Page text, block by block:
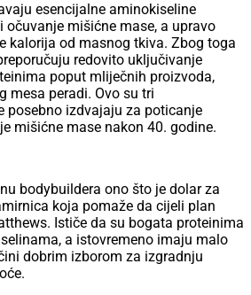
esencijalne aminokiseline
očuvanje mišićne mase, a upravo
kalorija od masnog tkiva. Zbog toga
redovito uključivanje
poput mliječnih proizvoda,
mesa peradi. Ovo su tri
posebno izdvajaju za poticanje
mišićne mase nakon 40. godine.
bodybuildera ono što je dolar za
koja pomaže da cijeli plan
Ističe da su bogata proteinima
a istovremeno imaju malo
dobrim izborom za izgradnju